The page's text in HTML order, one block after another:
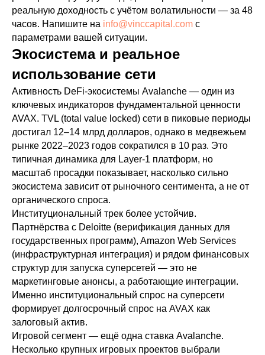
реальную доходность с учётом волатильности — за 48
часов. Напишите на info@vinccapital.com с
параметрами вашей ситуации.
Экосистема и реальное
использование сети
Активность DeFi-экосистемы Avalanche — один из
ключевых индикаторов фундаментальной ценности
AVAX. TVL (total value locked) сети в пиковые периоды
достигал 12–14 млрд долларов, однако в медвежьем
рынке 2022–2023 годов сократился в 10 раз. Это
типичная динамика для Layer-1 платформ, но
масштаб просадки показывает, насколько сильно
экосистема зависит от рыночного сентимента, а не от
органического спроса.
Институциональный трек более устойчив.
Партнёрства с Deloitte (верификация данных для
государственных программ), Amazon Web Services
(инфраструктурная интеграция) и рядом финансовых
структур для запуска суперсетей — это не
маркетинговые анонсы, а работающие интеграции.
Именно институциональный спрос на суперсети
формирует долгосрочный спрос на AVAX как
залоговый актив.
Игровой сегмент — ещё одна ставка Avalanche.
Несколько крупных игровых проектов выбрали